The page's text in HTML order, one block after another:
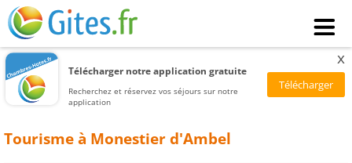
Télécharger notre application gratuite
Recherchez et réservez vos séjours sur notre
application
x
Tourisme à Monestier d'Ambel